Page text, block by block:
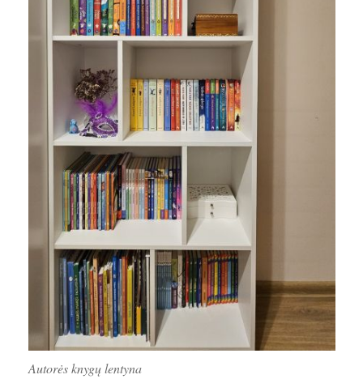
Autorės knygų lentyna